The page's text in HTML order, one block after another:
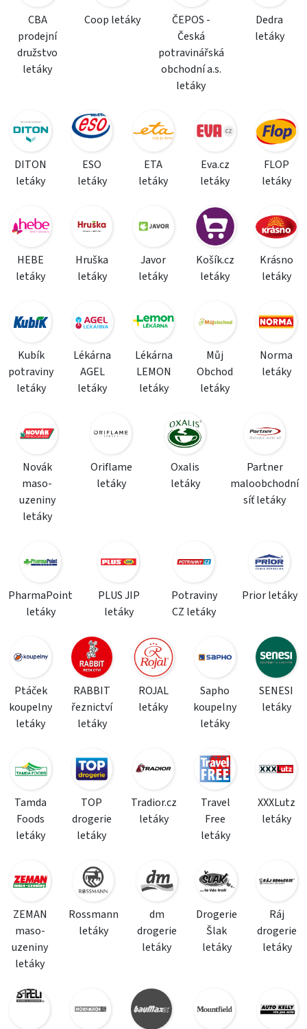
CBA
prodejní
družstvo
letáky
Coop letáky
ČEPOS -
Česká
potravinářská
obchodní a.s.
letáky
Dedra
letáky
DITON
letáky
ESO
letáky
ETA
letáky
Eva.cz
letáky
FLOP
letáky
HEBE
letáky
Hruška
letáky
Javor
letáky
Košík.cz
letáky
Krásno
letáky
Kubík
potraviny
letáky
Lékárna
AGEL
letáky
Lékárna
LEMON
letáky
Můj
Obchod
letáky
Norma
letáky
Novák
maso-
uzeniny
letáky
Oriflame
letáky
Oxalis
letáky
Partner
maloobchodní
síť letáky
PharmaPoint
letáky
PLUS JIP
letáky
Potraviny
CZ letáky
Prior letáky
Ptáček
koupelny
letáky
RABBIT
řeznictví
letáky
ROJAL
letáky
Sapho
koupelny
letáky
SENESI
letáky
Tamda
Foods
letáky
TOP
drogerie
letáky
Tradior.cz
letáky
Travel
Free
letáky
XXXLutz
letáky
ZEMAN
maso-
uzeniny
letáky
Rossmann
letáky
dm
drogerie
letáky
Drogerie
Šlak
letáky
Ráj
drogerie
letáky